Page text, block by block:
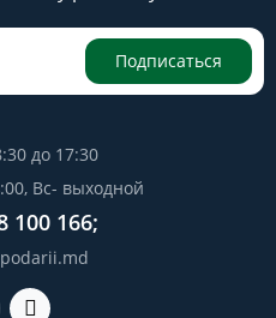
Подписаться
до 17:30
Вс- выходной
100 166;